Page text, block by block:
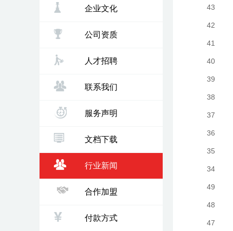
企业文化
公司资质
人才招聘
联系我们
服务声明
文档下载
行业新闻
合作加盟
付款方式
43
42
41
40
39
38
37
36
35
34
49
48
47